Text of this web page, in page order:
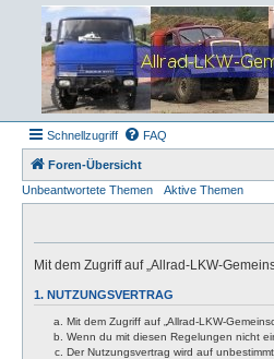
Schnellzugriff FAQ
Foren-Übersicht
Unbeantwortete Themen
Aktive Themen
Mit dem Zugriff auf „Allrad-LKW-
1. NUTZUNGSVERTRAG
Mit dem Zugriff auf „Allrad-LKW-
Wenn du mit diesen Regelungen nicht
Der Nutzungsvertrag wird auf